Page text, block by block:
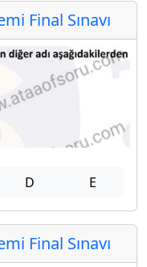
Final Sınavı
D E
Final Sınavı